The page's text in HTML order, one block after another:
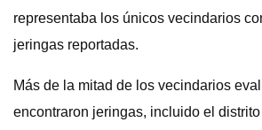
representaba los únicos vecindarios
jeringas reportadas.
Más de la mitad de los vecindarios
encontraron jeringas, incluido el